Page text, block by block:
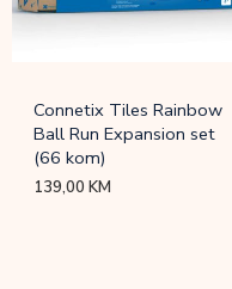
Connetix Tiles Rainbow
Ball Run Expansion set
(66 kom)
139,00KM